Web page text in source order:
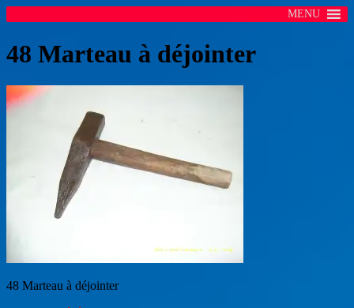
MENU
48 Marteau à déjointer
48 Marteau à déjointer